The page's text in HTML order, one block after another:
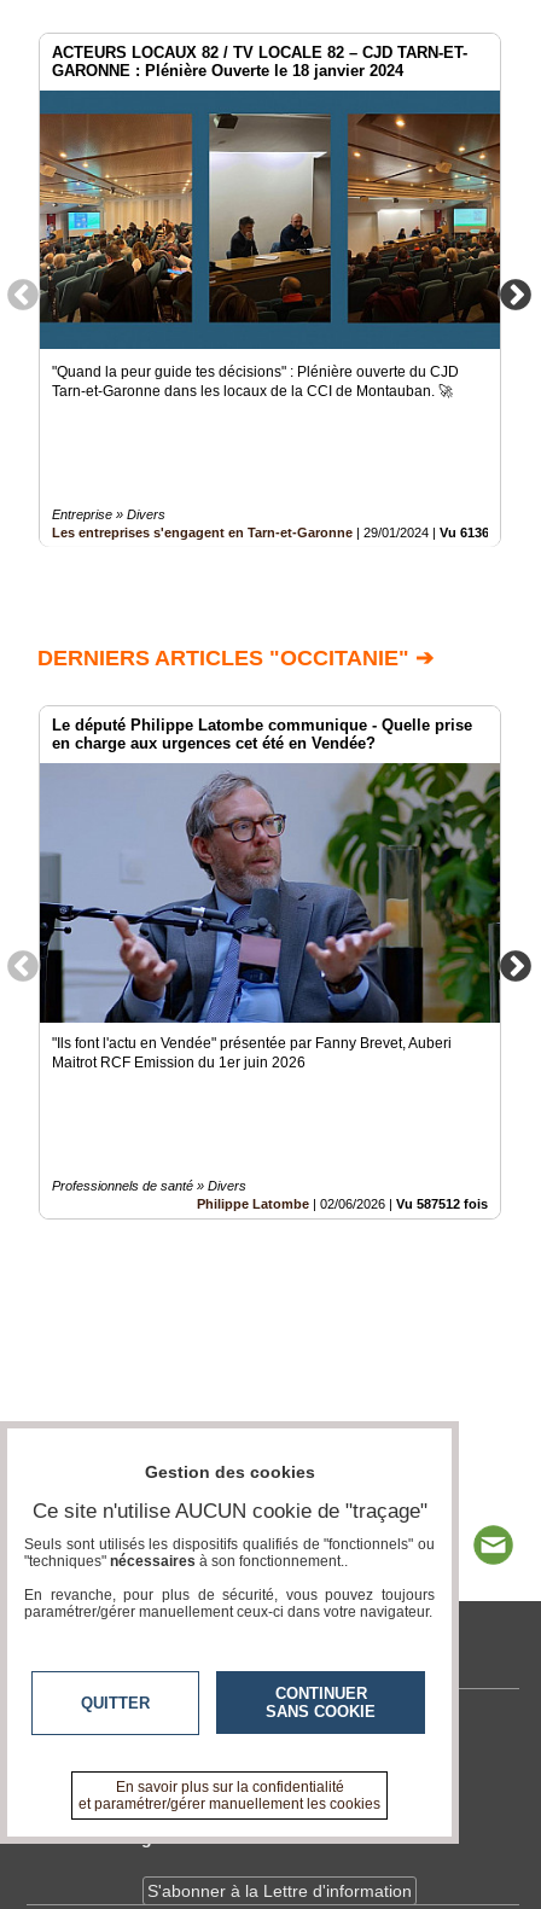
ACTEURS LOCAUX 82 / TV LOCALE 82 – CJD TARN-ET-
GARONNE : Plénière Ouverte le 18 janvier 2024
"Quand la peur guide tes décisions" : Plénière ouverte du CJD
Tarn-et-Garonne dans les locaux de la CCI de Montauban. 🚀
Entreprise » Divers
Les entreprises s'engagent en Tarn-et-Garonne | 29/01/2024 | Vu 613634 fois
DERNIERS ARTICLES "OCCITANIE" ➔
Le député Philippe Latombe communique - Quelle prise
en charge aux urgences cet été en Vendée?
"Ils font l'actu en Vendée" présentée par Fanny Brevet, Auberi
Maitrot RCF Emission du 1er juin 2026
Professionnels de santé » Divers
Philippe Latombe | 02/06/2026 | Vu 587512 fois
tvlocale.fr
Contactez-nous
A propos de tvlocale.fr
Devenir délégué
S'abonner à la Lettre d'information
Gestion des cookies
Ce site n'utilise AUCUN cookie de "traçage"
Seuls sont utilisés les dispositifs qualifiés de "fonctionnels" ou
"techniques" nécessaires à son fonctionnement..
En revanche, pour plus de sécurité, vous pouvez toujours
paramétrer/gérer manuellement ceux-ci dans votre navigateur.
QUITTER
CONTINUER
SANS COOKIE
En savoir plus sur la confidentialité
et paramétrer/gérer manuellement les cookies